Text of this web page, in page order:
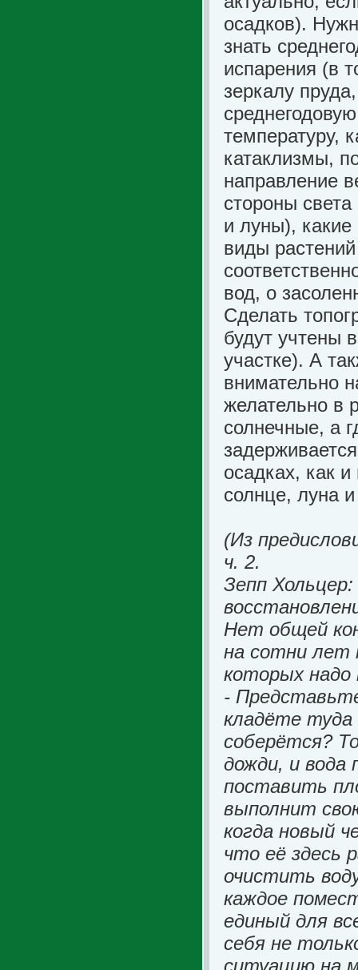
осадков).
знать
испарения (в
зеркалу
температуру,
катаклизмы,
направление
стороны
и луны), какие
виды
вод, о
Сделать
будут учтены
участке). А
внимательно
желательно в
солнечные, а
осадках, как
солнце, луна и
(Из
ч. 2.
Зепп
Нет общей
на сотни лет
которых надо
-
кладёте туда
соберётся?
дожди, и вода
поставить
выполнит
когда новый
что её здесь
очистить
каждое
единый для
себя не
ситуацию на